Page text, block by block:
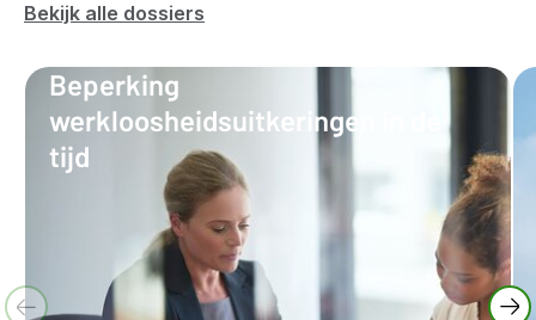
Bekijk alle dossiers
Beperking
werkloosheidsuitkeringen in de
tijd